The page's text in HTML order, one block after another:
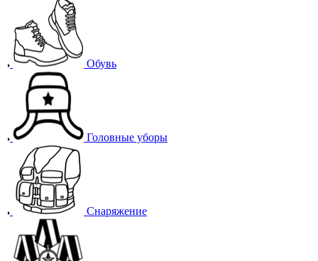
Обувь
Головные уборы
Снаряжение